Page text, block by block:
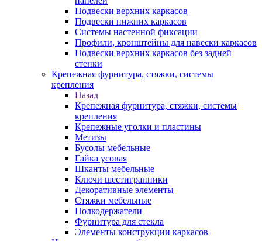
Подвески верхних каркасов
Подвески нижних каркасов
Системы настенной фиксации
Профили, кронштейны для навески каркасов
Подвески верхних каркасов без задней
стенки
Крепежная фурнитура, стяжки, системы
крепления
Назад
Крепежная фурнитура, стяжки, системы
крепления
Крепежные уголки и пластины
Метизы
Бусолы мебельные
Гайка усовая
Шканты мебельные
Ключи шестигранники
Декоративные элементы
Стяжки мебельные
Полкодержатели
Фурнитура для стекла
Элементы конструкции каркасов